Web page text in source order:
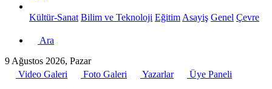
Kültür-Sanat Bilim ve Teknoloji Eğitim Asayiş Genel Çevre
Ara
9 Ağustos 2026, Pazar
Video Galeri
Foto Galeri Yazarlar
Üye Paneli